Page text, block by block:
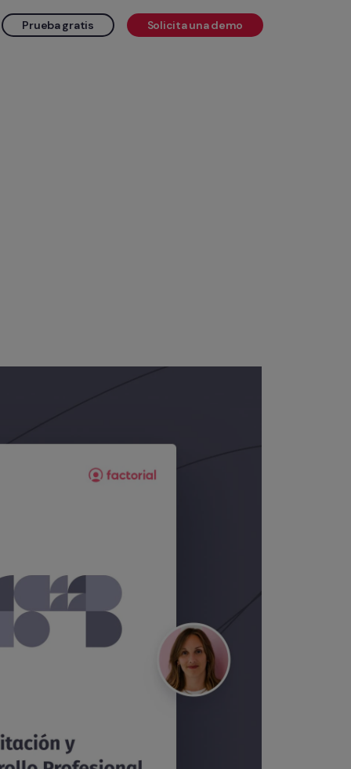
Prueba gratis Solicita una demo